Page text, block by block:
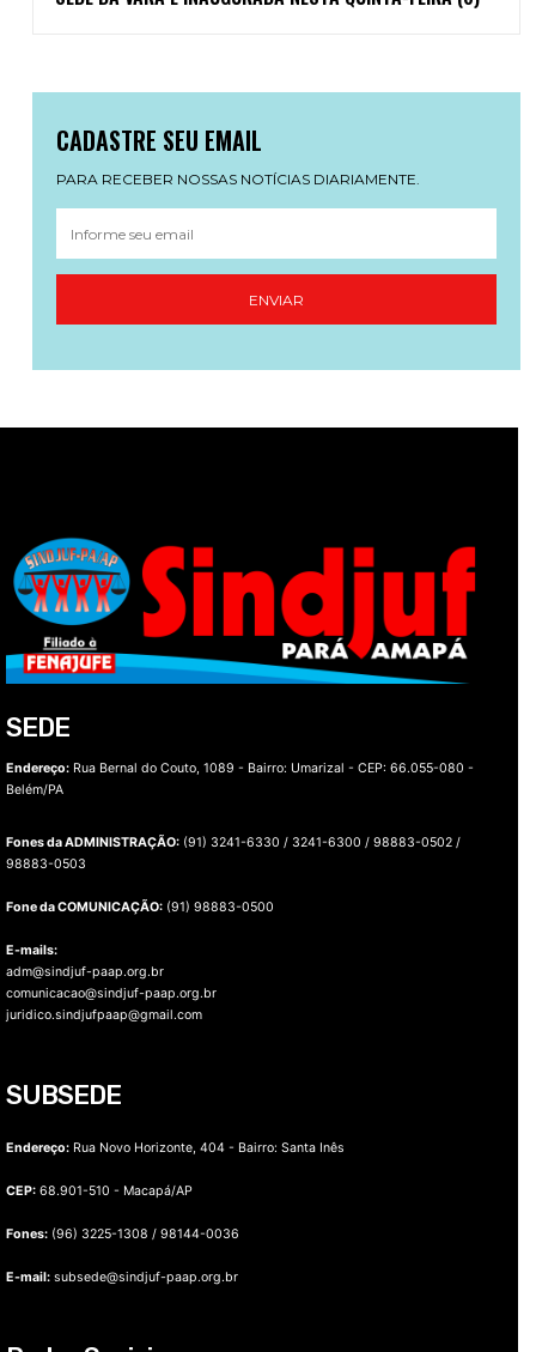
SEDE
Endereço: Rua Bernal do Couto, 1089 - Bairro: Umarizal - CEP: 66.055-080 -
Belém/PA
Fones da ADMINISTRAÇÃO: (91) 3241-6330 / 3241-6300 / 98883-0502 /
98883-0503
Fone da COMUNICAÇÃO: (91) 98883-0500
E-mails:
adm@sindjuf-paap.org.br
comunicacao@sindjuf-paap.org.br
juridico.sindjufpaap@gmail.com
SUBSEDE
Endereço: Rua Novo Horizonte, 404 - Bairro: Santa Inês
CEP: 68.901-510 - Macapá/AP
Fones: (96) 3225-1308 / 98144-0036
E-mail: subsede@sindjuf-paap.org.br